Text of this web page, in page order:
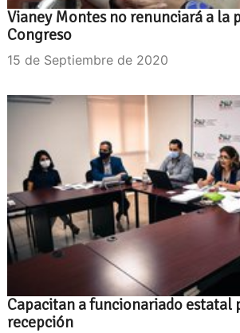
Vianey Montes no renunciará a la
Congreso
15 de Septiembre de 2020
Capacitan a funcionariado estatal
recepción